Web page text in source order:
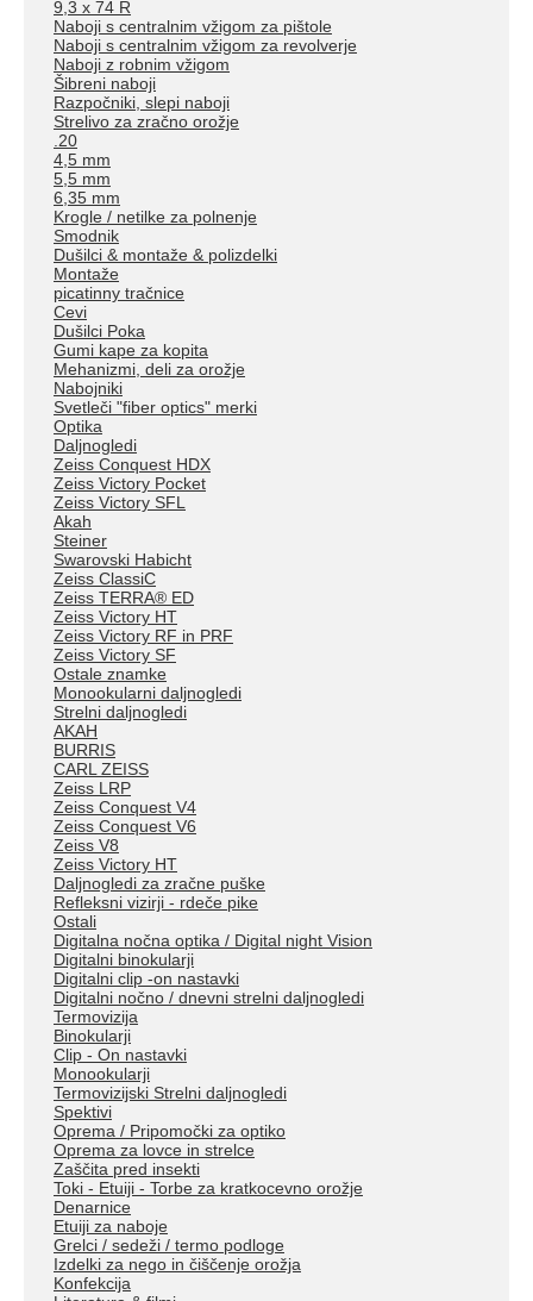
9,3 x 74 R
Naboji s centralnim vžigom za pištole
Naboji s centralnim vžigom za revolverje
Naboji z robnim vžigom
Šibreni naboji
Razpočniki, slepi naboji
Strelivo za zračno orožje
.20
4,5 mm
5,5 mm
6,35 mm
Krogle / netilke za polnenje
Smodnik
Dušilci & montaže & polizdelki
Montaže
picatinny tračnice
Cevi
Dušilci Poka
Gumi kape za kopita
Mehanizmi, deli za orožje
Nabojniki
Svetleči "fiber optics" merki
Optika
Daljnogledi
Zeiss Conquest HDX
Zeiss Victory Pocket
Zeiss Victory SFL
Akah
Steiner
Swarovski Habicht
Zeiss ClassiC
Zeiss TERRA® ED
Zeiss Victory HT
Zeiss Victory RF in PRF
Zeiss Victory SF
Ostale znamke
Monookularni daljnogledi
Strelni daljnogledi
AKAH
BURRIS
CARL ZEISS
Zeiss LRP
Zeiss Conquest V4
Zeiss Conquest V6
Zeiss V8
Zeiss Victory HT
Daljnogledi za zračne puške
Refleksni vizirji - rdeče pike
Ostali
Digitalna nočna optika / Digital night Vision
Digitalni binokularji
Digitalni clip -on nastavki
Digitalni nočno / dnevni strelni daljnogledi
Termovizija
Binokularji
Clip - On nastavki
Monookularji
Termovizijski Strelni daljnogledi
Spektivi
Oprema / Pripomočki za optiko
Oprema za lovce in strelce
Zaščita pred insekti
Toki - Etuiji - Torbe za kratkocevno orožje
Denarnice
Etuiji za naboje
Grelci / sedeži / termo podloge
Izdelki za nego in čiščenje orožja
Konfekcija